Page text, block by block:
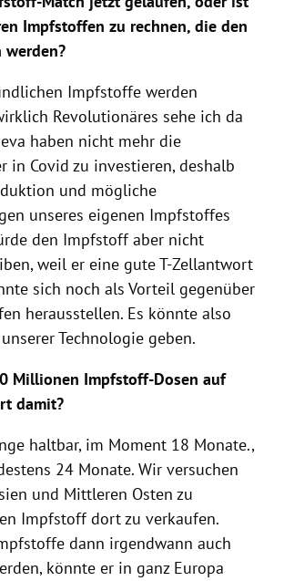
Impfstoffen zu rechnen, die den
werden?
Impfstoffe werden
Revolutionäres sehe ich da
haben nicht mehr die
in Covid zu investieren, deshalb
und mögliche
unseres eigenen Impfstoffes
den Impfstoff aber nicht
weil er eine gute T-Zellantwort
sich noch als Vorteil gegenüber
herausstellen. Es könnte also
Technologie geben.
Millionen Impfstoff-Dosen auf
damit?
haltbar, im Moment 18 Monate.,
24 Monate. Wir versuchen
und Mittleren Osten zu
Impfstoff dort zu verkaufen.
dann irgendwann auch
könnte er in ganz Europa